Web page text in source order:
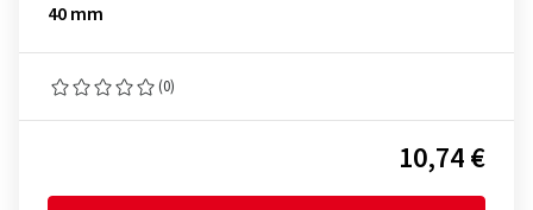
40 mm
(0)
10,74 €